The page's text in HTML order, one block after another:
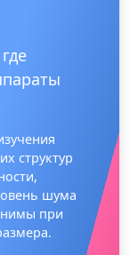
структур
шума
при